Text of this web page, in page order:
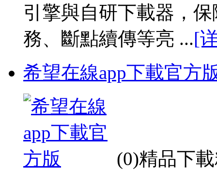
引擎與自研下載器，
務、斷點續傳等亮 ...[
希望在線app下載官方
(0)精品下